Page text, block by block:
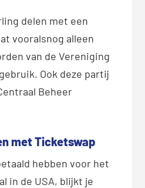
delen met een
vooralsnog alleen
van de Vereniging
Ook deze partij
Beheer
met Ticketswap
hebben voor het
in de USA, blijkt je